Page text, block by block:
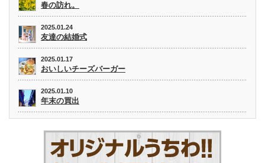
春の訪れ。
2025.01.24
友達の結婚式
2025.01.17
おいしいチーズバーガー
2025.01.10
年末の買出